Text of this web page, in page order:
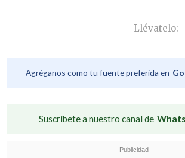
Llévatelo:
Agréganos como tu fuente preferida en
Suscríbete a nuestro canal de